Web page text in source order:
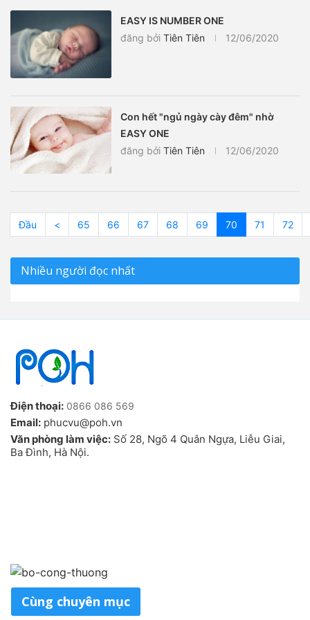
EASY IS NUMBER ONE
đăng bởi Tiên Tiên 12/06/2020
Con hết "ngủ ngày cày đêm" nhờ
EASY ONE
đăng bởi Tiên Tiên 12/06/2020
Đầu < 65 66 67 68 69 70 71 72
Nhiều người đọc nhất
Điện thoại: 0866 086 569
Email: phucvu@poh.vn
Văn phòng làm việc: Số 28, Ngõ 4 Quân Ngựa, Liễu Giai,
Ba Đình, Hà Nội.
Cùng chuyên mục